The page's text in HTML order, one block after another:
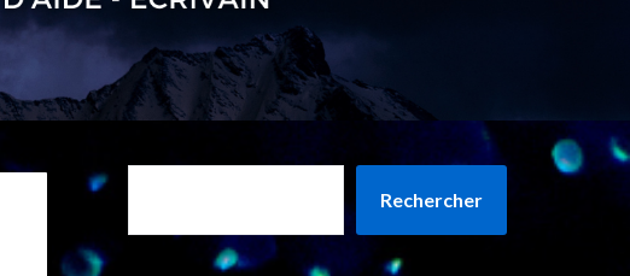
Rechercher